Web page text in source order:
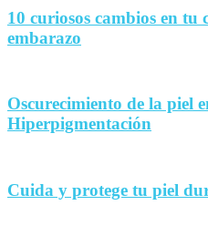
10 curiosos cambios en tu
embarazo
Oscurecimiento de la piel
Hiperpigmentación
Cuida y protege tu piel